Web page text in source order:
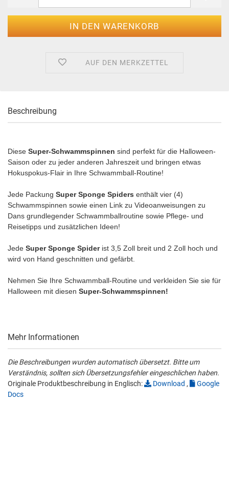
AUF DEN MERKZETTEL
Beschreibung
Diese Super-Schwammspinnen sind perfekt für die Halloween-
Saison oder zu jeder anderen Jahreszeit und bringen etwas
Hokuspokus-Flair in Ihre Schwammball-Routine!
Jede Packung Super Sponge Spiders enthält vier (4)
Schwammspinnen sowie einen Link zu Videoanweisungen zu
Dans grundlegender Schwammballroutine sowie Pflege- und
Reisetipps und zusätzlichen Ideen!
Jede Super Sponge Spiderist 3,5 Zoll breit und 2 Zoll hoch und
wird von Hand geschnitten und gefärbt.
Nehmen Sie Ihre Schwammball-Routine und verkleiden Sie sie für
Halloween mit diesen Super-Schwammspinnen!
Mehr Informationen
Die Beschreibungen wurden automatisch übersetzt. Bitte um
Verständnis, sollten sich Übersetzungsfehler eingeschlichen haben.
Originale Produktbeschreibung in Englisch:
Download ,
Google
Docs